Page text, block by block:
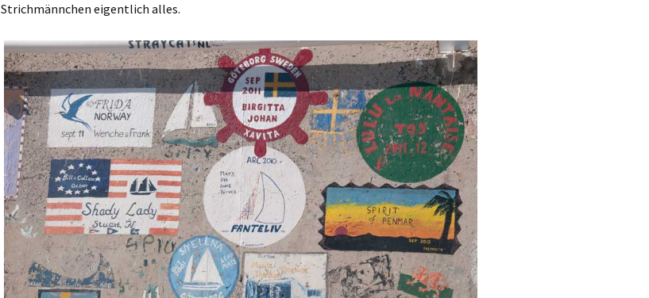
Strichmännchen eigentlich alles.